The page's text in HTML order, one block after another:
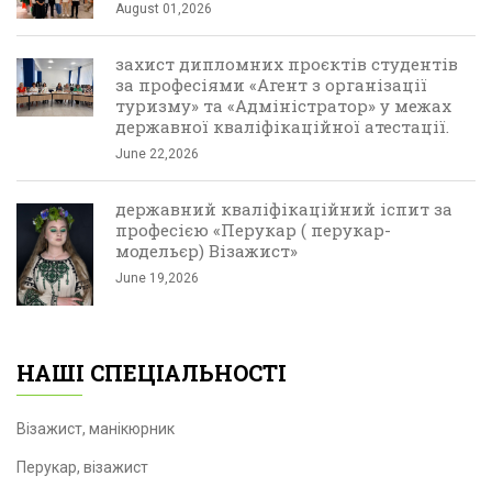
August 01,2026
захист дипломних проєктів студентів
за професіями «Агент з організації
туризму» та «Адміністратор» у межах
державної кваліфікаційної атестації.
June 22,2026
державний кваліфікаційний іспит за
професією «Перукар ( перукар-
модельєр) Візажист»
June 19,2026
НАШІ СПЕЦІАЛЬНОСТІ
Візажист, манікюрник
Перукар, візажист